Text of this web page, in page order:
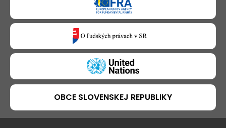
OBCE SLOVENSKEJ REPUBLIKY